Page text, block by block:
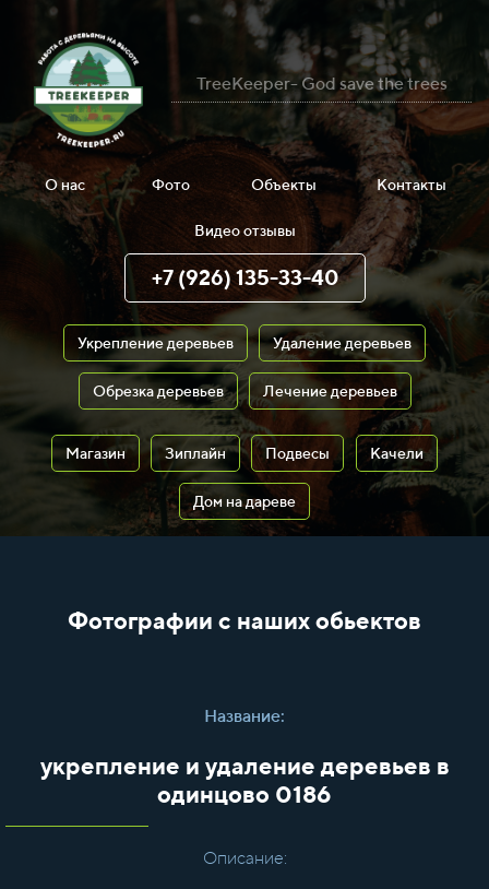
TreeKeeper- God save the trees
О нас Фото Объекты Контакты
Видео отзывы
+7 (926) 135-33-40
Укрепление деревьев Удаление деревьев
Обрезка деревьев Лечение деревьев
Магазин Зиплайн Подвесы Качели
Дом на дареве
Фотографии с наших обьектов
Название:
укрепление и удаление деревьев в
одинцово 0186
Описание: